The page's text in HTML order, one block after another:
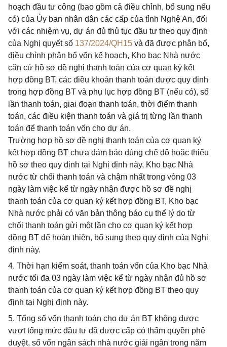
hoạch đầu tư công (bao gồm cả điều chỉnh, bổ sung nếu
có) của Ủy ban nhân dân các cấp của tỉnh Nghệ An, đối
với các nhiệm vụ, dự án đủ thủ tục đầu tư theo quy định
của Nghị quyết số 137/2024/QH15 và đã được phân bổ,
điều chỉnh phân bổ vốn kế hoạch, Kho bạc Nhà nước
căn cứ hồ sơ đề nghị thanh toán của cơ quan ký kết
hợp đồng BT, các điều khoản thanh toán được quy định
trong hợp đồng BT và phụ lục hợp đồng BT (nếu có), số
lần thanh toán, giai đoạn thanh toán, thời điểm thanh
toán, các điều kiện thanh toán và giá trị từng lần thanh
toán để thanh toán vốn cho dự án.
Trường hợp hồ sơ đề nghị thanh toán của cơ quan ký
kết hợp đồng BT chưa đảm bảo đúng chế độ hoặc thiếu
hồ sơ theo quy định tại Nghị định này, Kho bạc Nhà
nước từ chối thanh toán và chậm nhất trong vòng 03
ngày làm việc kể từ ngày nhận được hồ sơ đề nghị
thanh toán của cơ quan ký kết hợp đồng BT, Kho bạc
Nhà nước phải có văn bản thông báo cụ thể lý do từ
chối thanh toán gửi một lần cho cơ quan ký kết hợp
đồng BT để hoàn thiện, bổ sung theo quy định của Nghị
định này.
4. Thời hạn kiểm soát, thanh toán vốn của Kho bạc Nhà
nước tối đa 03 ngày làm việc kể từ ngày nhận đủ hồ sơ
thanh toán của cơ quan ký kết hợp đồng BT theo quy
định tại Nghị định này.
5. Tổng số vốn thanh toán cho dự án BT không được
vượt tổng mức đầu tư đã được cấp có thẩm quyền phê
duyệt, số vốn ngân sách nhà nước giải ngân trong năm